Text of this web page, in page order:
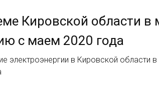
Кировской области в
с маем 2020 года
в Кировской области в